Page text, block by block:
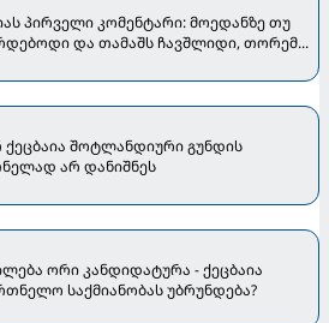
პირველი კომენტარი: მოედანზე თუ
და თამაშს ჩავშლიდი, თორემ...
ქეცბაია შოტლანდიური გუნდის
არ დანიშნეს
ორი კანდიდატურა - ქეცბაია
საქმიანობას უბრუნდება?